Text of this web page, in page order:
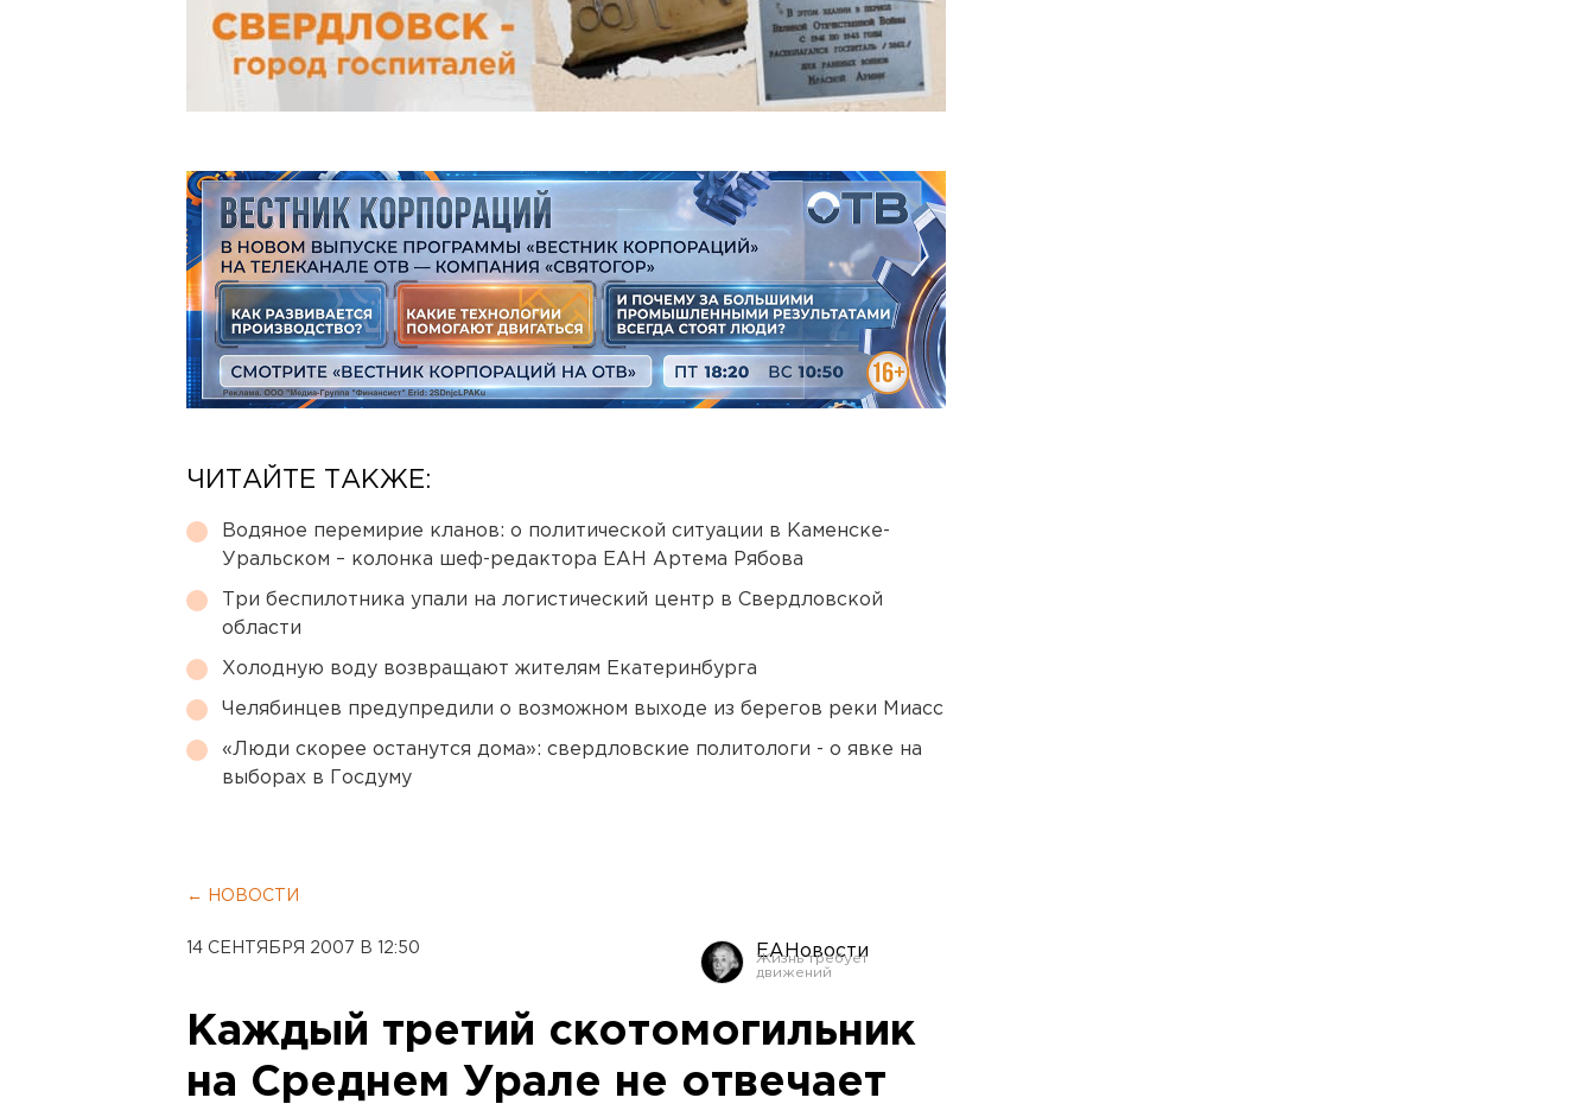
ЧИТАЙТЕ ТАКЖЕ:
Водяное перемирие кланов: о политической ситуации в Каменске-
Уральском – колонка шеф-редактора ЕАН Артема Рябова
Три беспилотника упали на логистический центр в Свердловской
области
Холодную воду возвращают жителям Екатеринбурга
Челябинцев предупредили о возможном выходе из берегов реки Миасс
«Люди скорее останутся дома»: свердловские политологи - о явке на
выборах в Госдуму
← НОВОСТИ
14 СЕНТЯБРЯ 2007 В 12:50 ЕАНовости
Каждый третий скотомогильник
на Среднем Урале не отвечает